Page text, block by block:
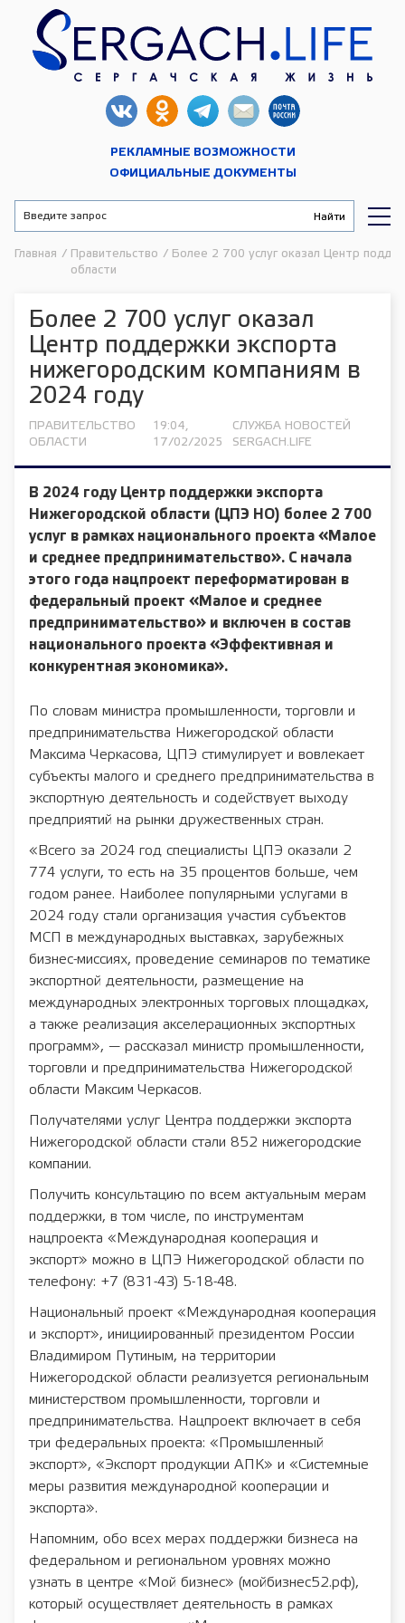
РЕКЛАМНЫЕ ВОЗМОЖНОСТИ
ОФИЦИАЛЬНЫЕ ДОКУМЕНТЫ
Главная /
Правительство
области
/ Более 2 700 услуг оказал Центр
Более 2 700 услуг оказал
Центр поддержки экспорта
нижегородским компаниям в
2024 году
ПРАВИТЕЛЬСТВО
ОБЛАСТИ
19:04,
17/02/2025
СЛУЖБА НОВОСТЕЙ
SERGACH.LIFE
В 2024 году Центр поддержки экспорта
Нижегородской области (ЦПЭ НО) более 2 700
услуг в рамках национального проекта «Малое
и среднее предпринимательство». С начала
этого года нацпроект переформатирован в
федеральный проект «Малое и среднее
предпринимательство» и включен в состав
национального проекта «Эффективная и
конкурентная экономика».
По словам министра промышленности, торговли и
предпринимательства Нижегородской области
Максима Черкасова, ЦПЭ стимулирует и вовлекает
субъекты малого и среднего предпринимательства в
экспортную деятельность и содействует выходу
предприятий на рынки дружественных стран.
«Всего за 2024 год специалисты ЦПЭ оказали 2
774 услуги, то есть на 35 процентов больше, чем
годом ранее. Наиболее популярными услугами в
2024 году стали организация участия субъектов
МСП в международных выставках, зарубежных
бизнес-миссиях, проведение семинаров по тематике
экспортной деятельности, размещение на
международных электронных торговых площадках,
а также реализация акселерационных экспортных
программ», — рассказал министр промышленности,
торговли и предпринимательства Нижегородской
области Максим Черкасов.
Получателями услуг Центра поддержки экспорта
Нижегородской области стали 852 нижегородские
компании.
Получить консультацию по всем актуальным мерам
поддержки, в том числе, по инструментам
нацпроекта «Международная кооперация и
экспорт» можно в ЦПЭ Нижегородской области по
телефону: +7 (831-43) 5-18-48.
Национальный проект «Международная кооперация
и экспорт», инициированный президентом России
Владимиром Путиным, на территории
Нижегородской области реализуется региональным
министерством промышленности, торговли и
предпринимательства. Нацпроект включает в себя
три федеральных проекта: «Промышленный
экспорт», «Экспорт продукции АПК» и «Системные
меры развития международной кооперации и
экспорта».
Напомним, обо всех мерах поддержки бизнеса на
федеральном и региональном уровнях можно
узнать в центре «Мой бизнес» (мойбизнес52.рф),
который осуществляет деятельность в рамках